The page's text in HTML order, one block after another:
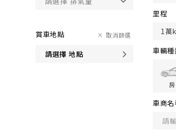
賞車地點
請選擇 地點
取消篩選
里程
1萬
車輛種
車商名